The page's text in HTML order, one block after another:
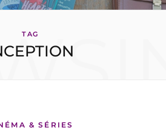
o
TAG
& SÉRIES